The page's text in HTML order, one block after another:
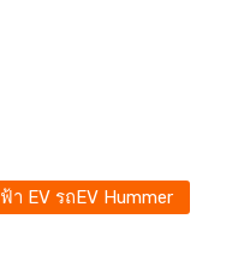
า EV รถEV Hummer